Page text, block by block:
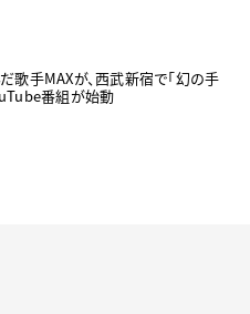
歌手MAXが、西武新宿で「幻の手
番組が始動